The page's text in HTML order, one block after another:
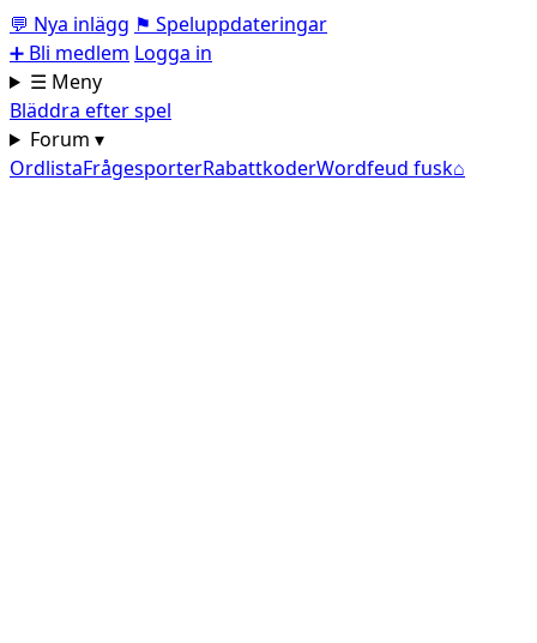
💬 Nya inlägg ⚑ Speluppdateringar
➕ Bli medlem Logga in
☰ Meny
Bläddra efter spel
Forum ▾
OrdlistaFrågesporterRabattkoderWordfeud fusk⌂